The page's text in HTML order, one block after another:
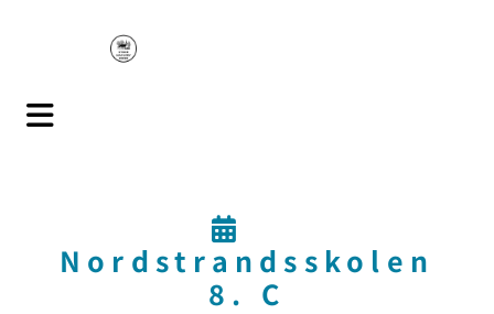

Nordstrandsskolen
8. C